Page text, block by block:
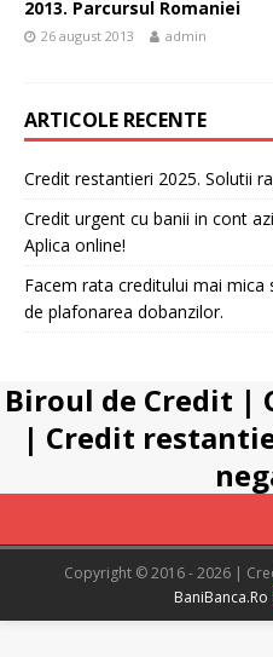
2013. Parcursul Romaniei
26 august 2013 admin
ARTICOLE RECENTE
Credit restantieri 2025. Solutii
Credit urgent cu banii in cont
Aplica online!
Facem rata creditului mai mica
de plafonarea dobanzilor.
Biroul de Credit |
| Credit
Copyright © 2016 - 2026 |
BaniBanca.Ro